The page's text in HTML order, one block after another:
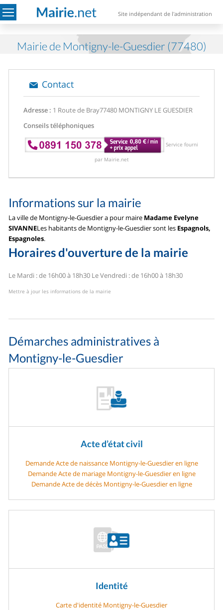
Site indépendant de l'administration
Mairie de Montigny-le-Guesdier (77480)
Contact
Adresse : 1 Route de Bray77480 MONTIGNY LE GUESDIER
Conseils téléphoniques
Service fourni
par Mairie.net
Informations sur la mairie
La ville de Montigny-le-Guesdier a pour maire Madame Evelyne
SIVANNELes habitants de Montigny-le-Guesdier sont les Espagnols,
Espagnoles.
Horaires d'ouverture de la mairie
Le Mardi : de 16h00 à 18h30 Le Vendredi : de 16h00 à 18h30
Mettre à jour les informations de la mairie
Démarches administratives à
Montigny-le-Guesdier
Acte d’état civil
Demande Acte de naissance Montigny-le-Guesdier en ligne
Demande Acte de mariage Montigny-le-Guesdier en ligne
Demande Acte de décès Montigny-le-Guesdier en ligne
Identité
Carte d'identité Montigny-le-Guesdier